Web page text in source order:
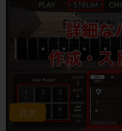
目次